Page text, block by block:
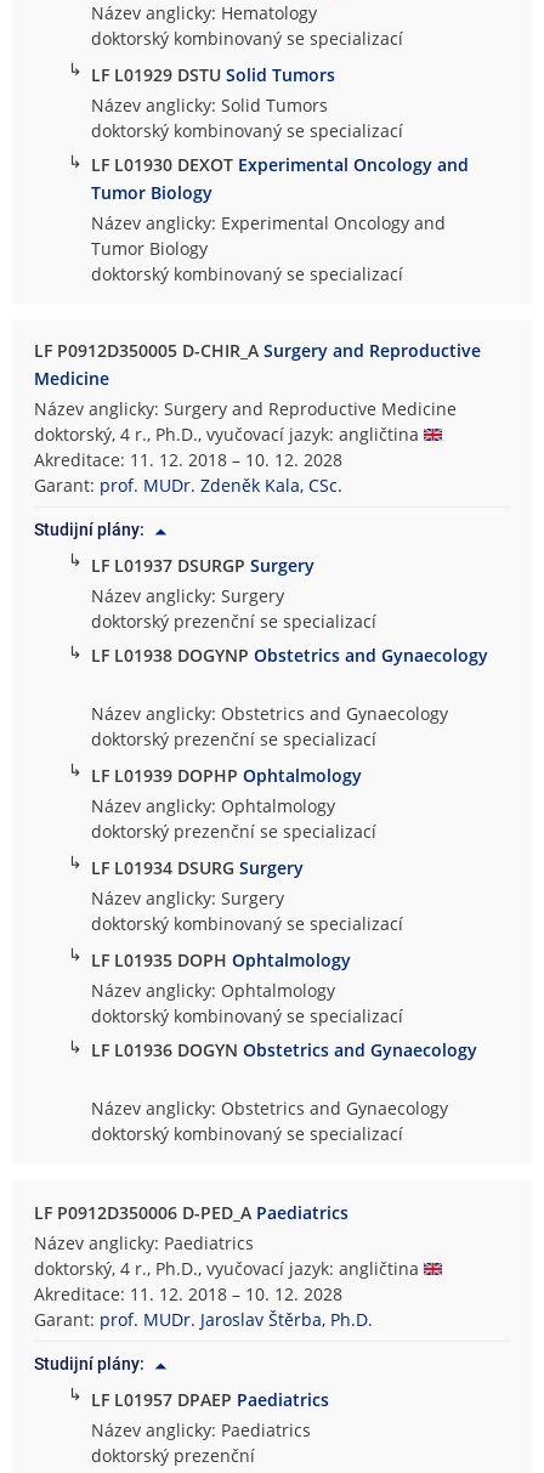
Název anglicky: Hematology
doktorský kombinovaný se specializací
↳ LF L01929 DSTUSolid Tumors
Název anglicky: Solid Tumors
doktorský kombinovaný se specializací
↳ LF L01930 DEXOT Experimental Oncology and
Tumor Biology
Název anglicky: Experimental Oncology and
Tumor Biology
doktorský kombinovaný se specializací
LF P0912D350005 D-CHIR_ASurgery and Reproductive
Medicine
Název anglicky: Surgery and Reproductive Medicine
doktorský, 4 r., Ph.D., vyučovací jazyk: angličtina
Akreditace: 11. 12. 2018 – 10. 12. 2028
Garant: prof. MUDr. Zdeněk Kala, CSc.
Studijní plány:
↳ LF L01937 DSURGPSurgery
Název anglicky: Surgery
doktorský prezenční se specializací
↳ LF L01938 DOGYNPObstetrics and Gynaecology
Název anglicky: Obstetrics and Gynaecology
doktorský prezenční se specializací
↳ LF L01939 DOPHPOphtalmology
Název anglicky: Ophtalmology
doktorský prezenční se specializací
↳ LF L01934 DSURGSurgery
Název anglicky: Surgery
doktorský kombinovaný se specializací
↳ LF L01935 DOPHOphtalmology
Název anglicky: Ophtalmology
doktorský kombinovaný se specializací
↳ LF L01936 DOGYNObstetrics and Gynaecology
Název anglicky: Obstetrics and Gynaecology
doktorský kombinovaný se specializací
LF P0912D350006 D-PED_A Paediatrics
Název anglicky: Paediatrics
doktorský, 4 r., Ph.D., vyučovací jazyk: angličtina
Akreditace: 11. 12. 2018 – 10. 12. 2028
Garant: prof. MUDr. Jaroslav Štěrba, Ph.D.
Studijní plány:
↳ LF L01957 DPAEP Paediatrics
Název anglicky: Paediatrics
doktorský prezenční